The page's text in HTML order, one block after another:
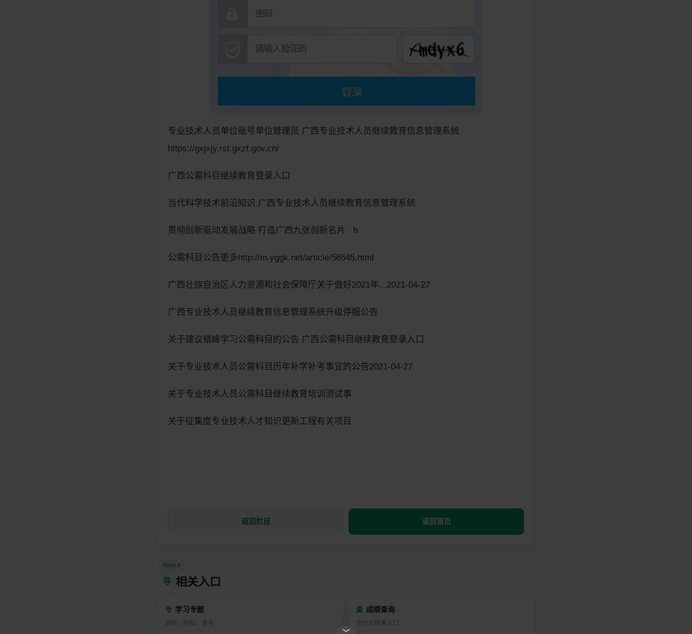
专业技术人员单位账号单位管理员 广西专业技术人员继续教育信息管理系统
https://gxjxjy.rst.gxzf.gov.cn/
广西公需科目继续教育登录入口
当代科学技术前沿知识 广西专业技术人员继续教育信息管理系统
贯彻创新驱动发展战略 打造广西九张创新名片 h
公需科目公告更多http://m.yggk.net/article/56545.html
广西壮族自治区人力资源和社会保障厅关于做好2021年...2021-04-27
广西专业技术人员继续教育信息管理系统升级停服公告
关于建议错峰学习公需科目的公告 广西公需科目继续教育登录入口
关于专业技术人员公需科目历年补学补考事宜的公告2021-04-27
关于专业技术人员公需科目继续教育培训测试事
关于征集度专业技术人才知识更新工程有关项目
返回栏目 返回首页
TOOLS
导 相关入口
专 学习专题
资料、经验、备考
查 成绩查询
查分与结果入口